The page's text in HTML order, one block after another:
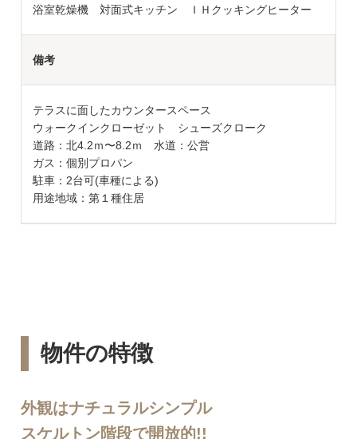
浴室乾燥機 対面式キッチン ＩＨクッキングヒーター
備考
テラスに面したカウンタースペース
ウォークインクローゼット シューズクローク
道路：北4.2ｍ〜8.2ｍ 水道：公営
ガス：個別プロパン
駐車：2台可(車種による)
用途地域：第１種住居
物件の特徴
外観はナチュラルシンプル
スケルトン階段で開放的!!